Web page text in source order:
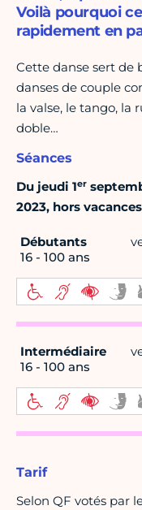
Voilà pourquoi
rapidement en
Cette danse sert de
danses de couple
la valse, le tango, la
doble…
Séances
Du jeudi 1er
2023, hors
Débutants
16 - 100 ans
Intermédiaire
16 - 100 ans
Tarif
Selon QF votés par